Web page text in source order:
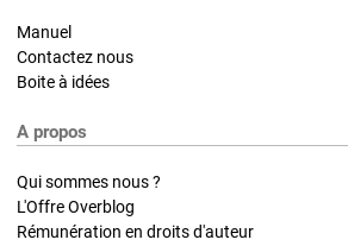
Manuel
Contactez nous
Boite à idées
A propos
Qui sommes nous ?
L'Offre Overblog
Rémunération en droits d'auteur